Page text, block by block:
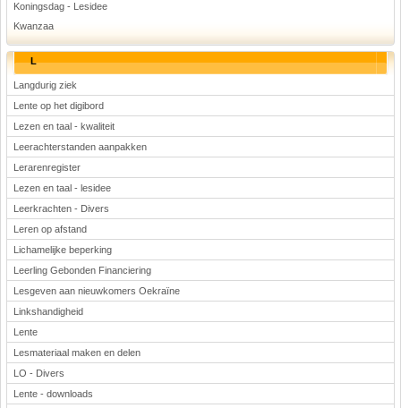
Koningsdag - Lesidee
Kwanzaa
L
Langdurig ziek
Lente op het digibord
Lezen en taal - kwaliteit
Leerachterstanden aanpakken
Lerarenregister
Lezen en taal - lesidee
Leerkrachten - Divers
Leren op afstand
Lichamelijke beperking
Leerling Gebonden Financiering
Lesgeven aan nieuwkomers Oekraïne
Linkshandigheid
Lente
Lesmateriaal maken en delen
LO - Divers
Lente - downloads